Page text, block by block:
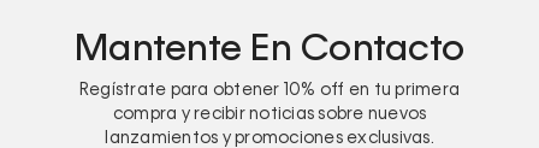
Mantente En Contacto
Regístrate para obtener 10% off en tu primera
compra y recibir noticias sobre nuevos
lanzamientos y promociones exclusivas.